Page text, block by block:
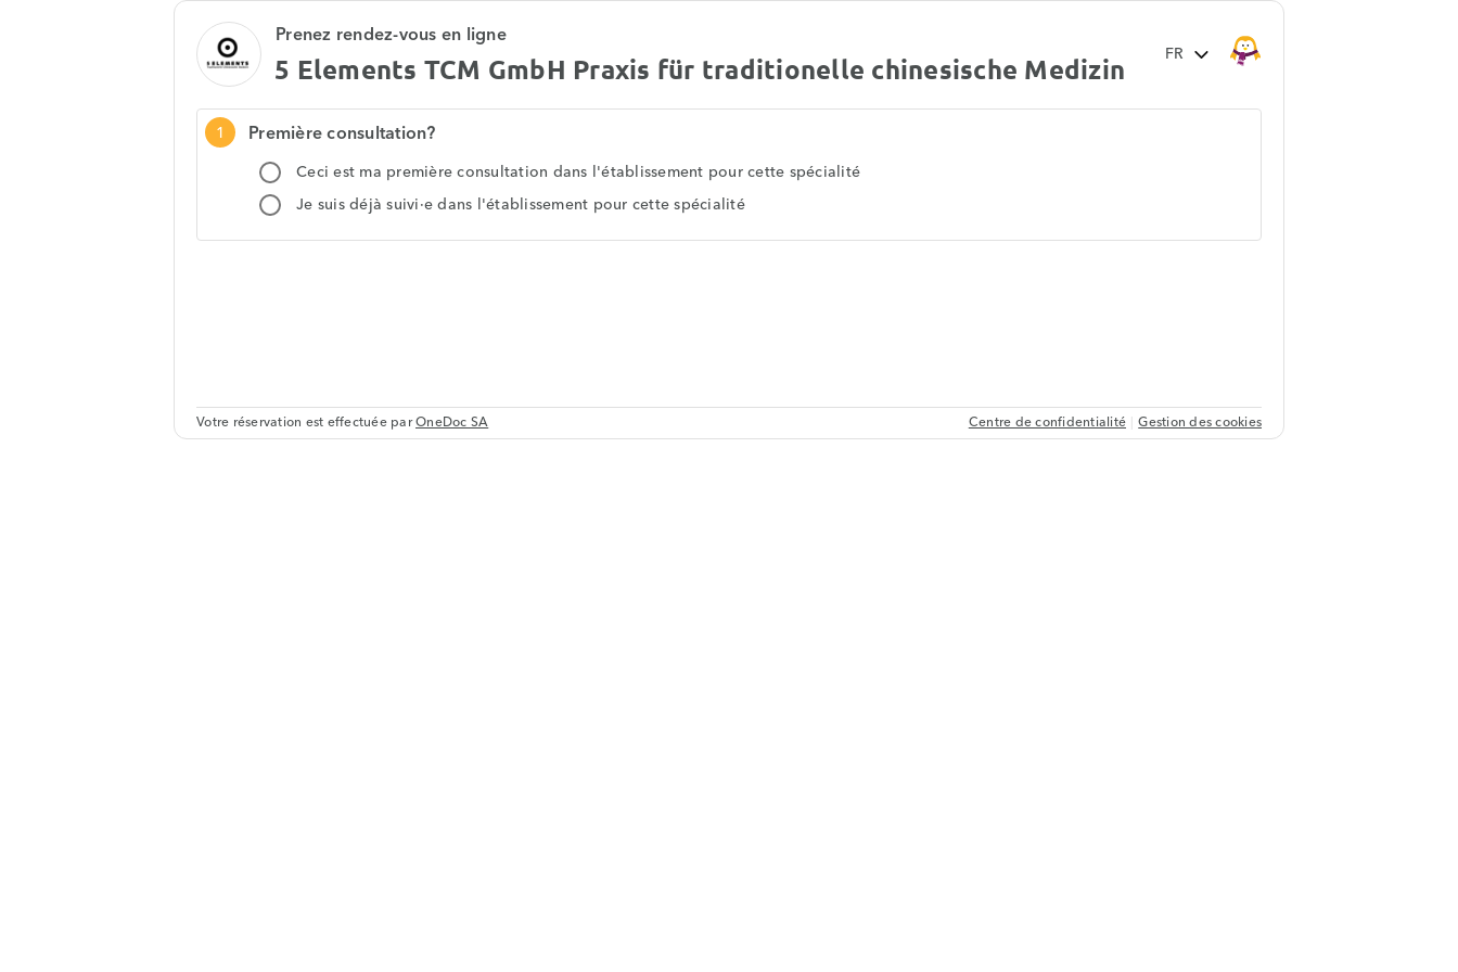
Prenez rendez-vous en ligne
5 Elements TCM GmbH Praxis für traditionelle chinesische Medizin
1 Première consultation?
Ceci est ma première consultation dans l'établissement pour cette spécialité
Je suis déjà suivi·e dans l'établissement pour cette spécialité
Votre réservation est effectuée parOneDoc SA Centre de confidentialité Gestion des cookies